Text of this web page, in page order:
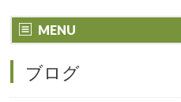
MENU
ブログ